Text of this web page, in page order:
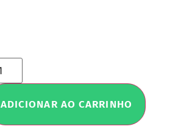
ADICIONAR AO CARRINHO